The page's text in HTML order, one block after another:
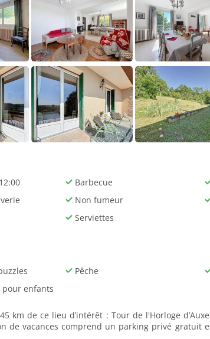
Barbecue
Non fumeur
Serviettes
Pêche
pour enfants
km de ce lieu d’intérêt : Tour de l'Horloge
de vacances comprend un parking privé